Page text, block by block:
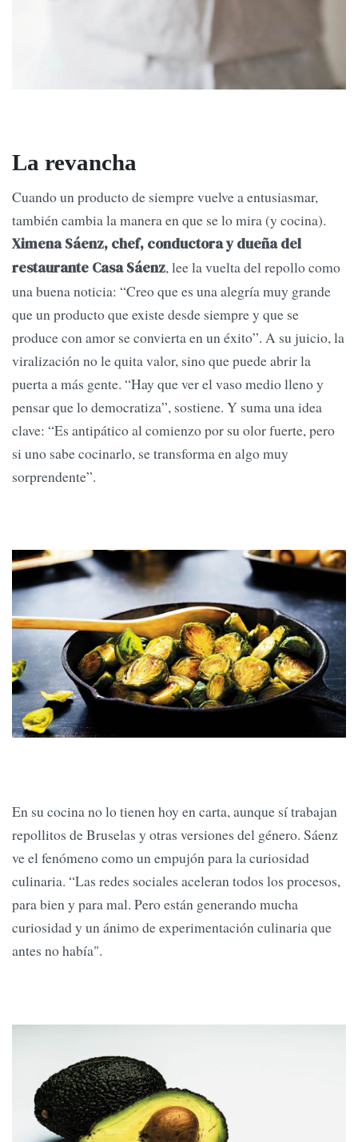
La revancha
Cuando un producto de siempre vuelve a entusiasmar,
también cambia la manera en que se lo mira (y cocina).
Ximena Sáenz, chef, conductora y dueña del
restaurante Casa Sáenz, lee la vuelta del repollo como
una buena noticia: “Creo que es una alegría muy grande
que un producto que existe desde siempre y que se
produce con amor se convierta en un éxito”. A su juicio, la
viralización no le quita valor, sino que puede abrir la
puerta a más gente. “Hay que ver el vaso medio lleno y
pensar que lo democratiza”, sostiene. Y suma una idea
clave: “Es antipático al comienzo por su olor fuerte, pero
si uno sabe cocinarlo, se transforma en algo muy
sorprendente”.
En su cocina no lo tienen hoy en carta, aunque sí trabajan
repollitos de Bruselas y otras versiones del género. Sáenz
ve el fenómeno como un empujón para la curiosidad
culinaria. “Las redes sociales aceleran todos los procesos,
para bien y para mal. Pero están generando mucha
curiosidad y un ánimo de experimentación culinaria que
antes no había".